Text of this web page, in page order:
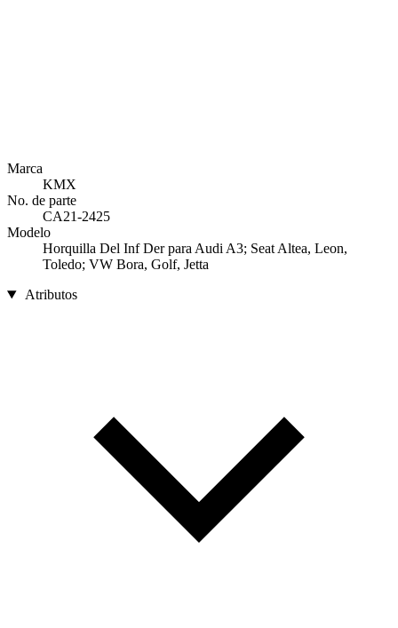
Marca
KMX
No. de parte
CA21-2425
Modelo
Horquilla Del Inf Der para Audi A3; Seat Altea, Leon,
Toledo; VW Bora, Golf, Jetta
Atributos